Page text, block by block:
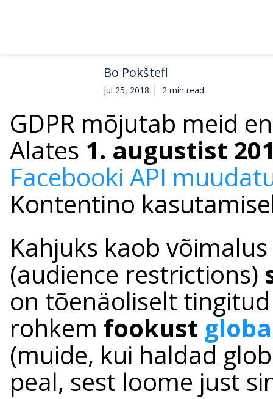
Bo Pokštefl
Jul 25, 2018 2 min read
GDPR mõjutab meid
Alates 1. augustist
Facebooki API
Kontentino
Kahjuks kaob
(audience restrictions)
on tõenäoliselt
rohkem fookust
(muide, kui haldad
peal, sest loome just